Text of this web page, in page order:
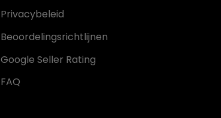
Privacybeleid
Beoordelingsrichtlijnen
Google Seller Rating
FAQ